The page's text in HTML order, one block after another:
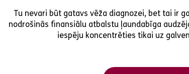
Tu nevari būt gatavs vēža diagnozei, bet tai ir
nodrošinās finansiālu atbalstu ļaundabīga
iespēju koncentrēties tikai uz